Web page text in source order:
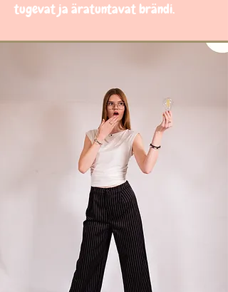
tugevat ja äratuntavat brändi.